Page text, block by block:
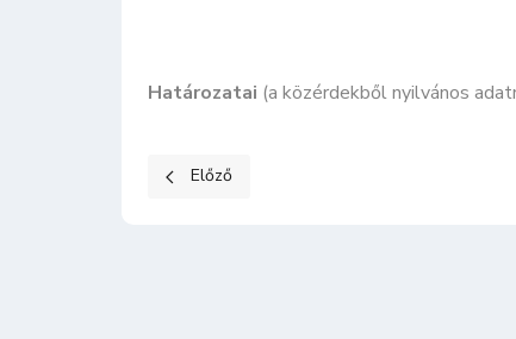
Határozatai (a közérdekből nyilvános
Előző cikk: 2024. évi általános választások
Előző